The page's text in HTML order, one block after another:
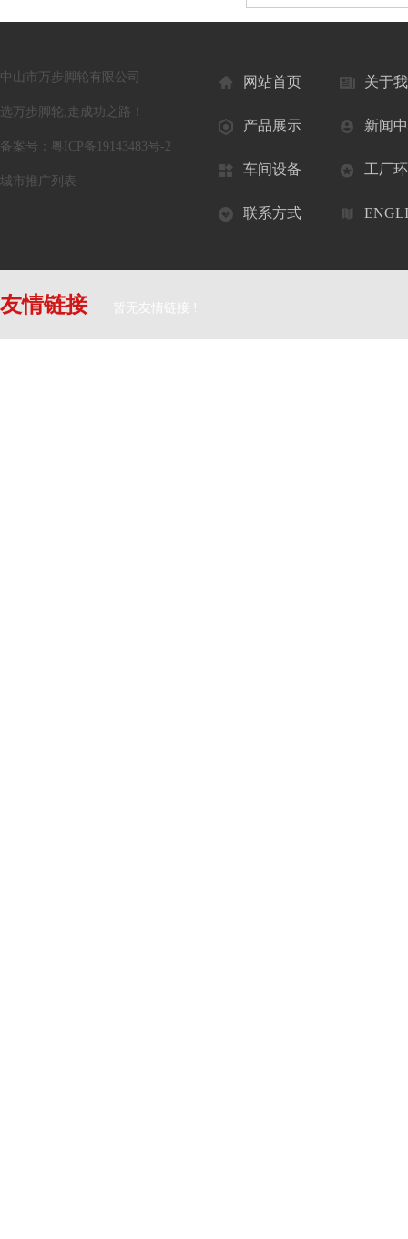
中山市万步脚轮有限公司
选万步脚轮,走成功之路！
备案号： 粤ICP备19143483号-2
城市推广列表
网站首页 关于
产品展示 新闻
车间设备 工厂
联系方式
友情链接 暂无友情链接 !